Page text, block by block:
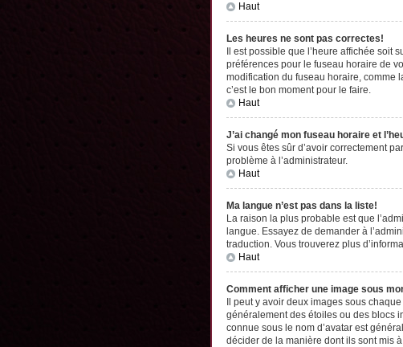
Haut
Les heures ne sont pas correctes!
Il est possible que l’heure affichée
préférences pour le fuseau horaire de
modification du fuseau horaire, comme
c’est le bon moment pour le faire.
Haut
J’ai changé mon fuseau horaire et
Si vous êtes sûr d’avoir correctement
problème à l’administrateur.
Haut
Ma langue n’est pas dans la liste!
La raison la plus probable est que
langue. Essayez de demander à
traduction. Vous trouverez plus
Haut
Comment afficher une image sous
Il peut y avoir deux images sous
généralement des étoiles ou des blocs
connue sous le nom d’avatar est
décider de la manière dont ils sont mis